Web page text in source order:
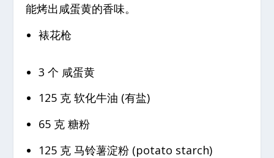
能烤出咸蛋黄的香味。
裱花枪
3 个 咸蛋黄
125 克 软化牛油 (有盐)
65 克 糖粉
125 克 马铃薯淀粉 (potato starch)